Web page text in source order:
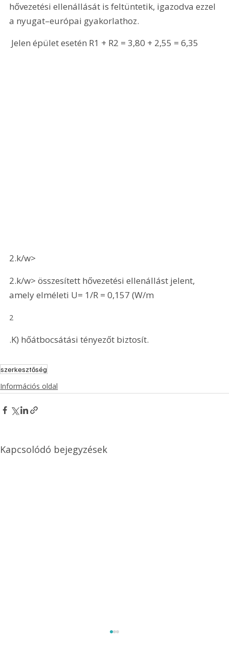
hővezetési ellenállását is feltüntetik, igazodva ezzel
a nyugat–európai gyakorlathoz.
Jelen épület esetén R1 + R2 = 3,80 + 2,55 = 6,35
2.k/w>
2.k/w> összesített hővezetési ellenállást jelent,
amely elméleti U= 1/R = 0,157 (W/m
2
.K) hőátbocsátási tényezőt biztosít.
szerkesztőség
Információs oldal
Kapcsolódó bejegyzések